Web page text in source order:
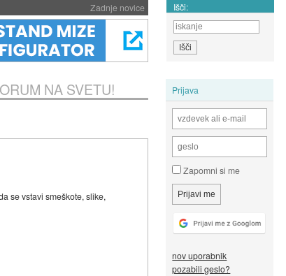
Zadnje novice Išči:
Prijava
Zapomni si me
nov uporabnik
pozabili geslo?
NA SVETU!
se vstavi smeškote, slike,